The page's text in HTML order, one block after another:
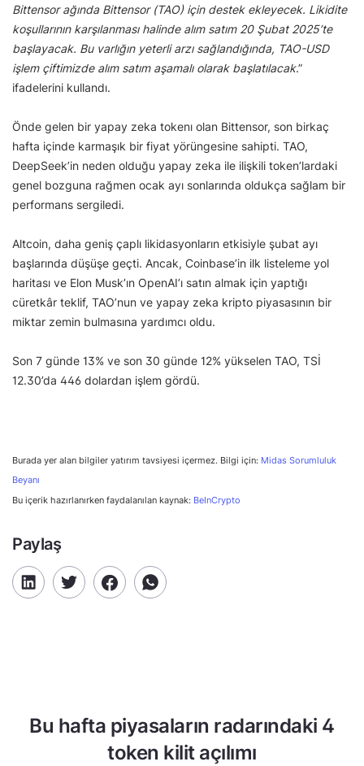
Bittensor ağında Bittensor (TAO) için destek ekleyecek. Likidite
koşullarının karşılanması halinde alım satım 20 Şubat 2025’te
başlayacak. Bu varlığın yeterli arzı sağlandığında, TAO-USD
işlem çiftimizde alım satım aşamalı olarak başlatılacak.”
ifadelerini kullandı.
Önde gelen bir yapay zeka tokenı olan Bittensor, son birkaç
hafta içinde karmaşık bir fiyat yörüngesine sahipti. TAO,
DeepSeek’in neden olduğu yapay zeka ile ilişkili token’lardaki
genel bozguna rağmen ocak ayı sonlarında oldukça sağlam bir
performans sergiledi.
Altcoin, daha geniş çaplı likidasyonların etkisiyle şubat ayı
başlarında düşüşe geçti. Ancak, Coinbase’in ilk listeleme yol
haritası ve Elon Musk’ın OpenAI’ı satın almak için yaptığı
cüretkâr teklif, TAO’nun ve yapay zeka kripto piyasasının bir
miktar zemin bulmasına yardımcı oldu.
Son 7 günde 13% ve son 30 günde 12% yükselen TAO, TSİ
12.30’da 446 dolardan işlem gördü.
Burada yer alan bilgiler yatırım tavsiyesi içermez. Bilgi için: Midas Sorumluluk
Beyanı
Bu içerik hazırlanırken faydalanılan kaynak: BeInCrypto
Paylaş
Bu hafta piyasaların radarındaki 4
token kilit açılımı